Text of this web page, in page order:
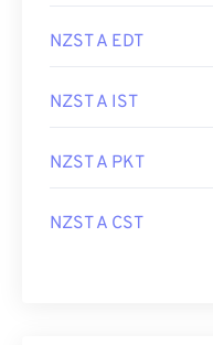
NZST A EDT
NZST A IST
NZST A PKT
NZST A CST